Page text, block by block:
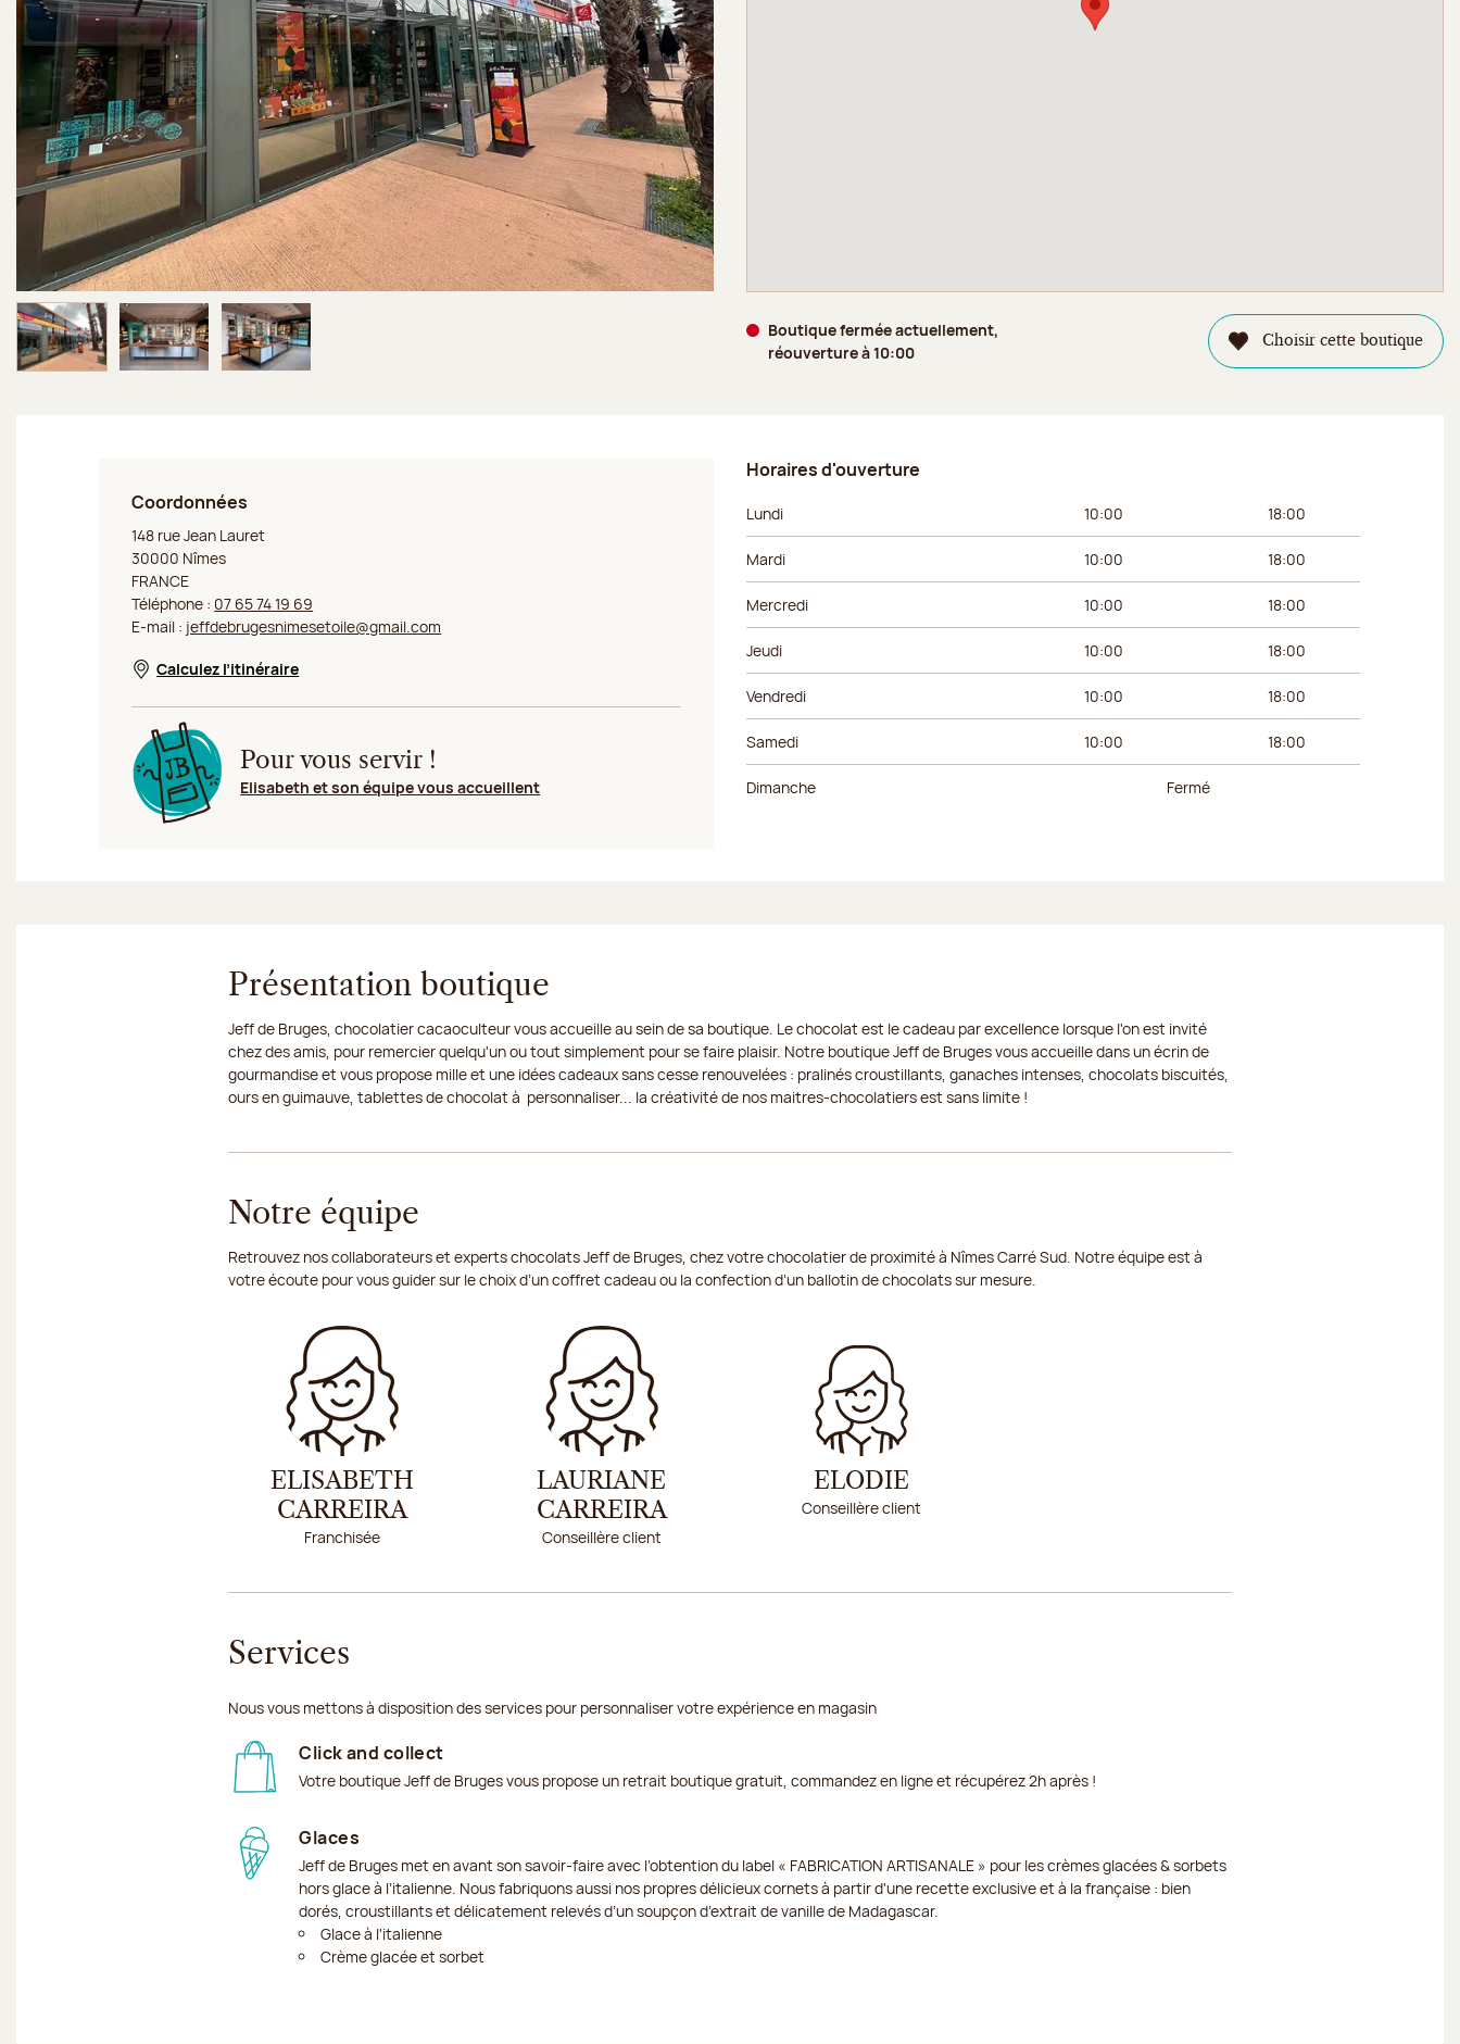
Image 1 sur 3
Boutique fermée actuellement,
réouverture à 10:00
Choisir cette boutique
Coordonnées
Jeff de Bruges Nîmes Carré Sud
148 rue Jean Lauret
30000 Nîmes
FRANCE
Téléphone : 07 65 74 19 69
E-mail : jeffdebrugesnimesetoile@gmail.com
Nouvelle fenêtre
Calculez l’itinéraire
Pour vous servir !
Elisabeth et son équipe vous accueillent
Horaires d'ouverture
Jour de la semaine Horaires de l’après-midi
Lundi 10:00 18:00
Mardi 10:00 18:00
Mercredi 10:00 18:00
Jeudi 10:00 18:00
Vendredi 10:00 18:00
Samedi 10:00 18:00
Dimanche Fermé
Présentation boutique
Jeff de Bruges, chocolatier cacaoculteur vous accueille au sein de sa boutique. Le chocolat est le cadeau par excellence lorsque l'on est invité
chez des amis, pour remercier quelqu'un ou tout simplement pour se faire plaisir. Notre boutique Jeff de Bruges vous accueille dans un écrin de
gourmandise et vous propose mille et une idées cadeaux sans cesse renouvelées : pralinés croustillants, ganaches intenses, chocolats biscuités,
ours en guimauve, tablettes de chocolat à personnaliser... la créativité de nos maitres-chocolatiers est sans limite !
Notre équipe
Retrouvez nos collaborateurs et experts chocolats Jeff de Bruges, chez votre chocolatier de proximité à Nîmes Carré Sud. Notre équipe est à
votre écoute pour vous guider sur le choix d’un coffret cadeau ou la confection d’un ballotin de chocolats sur mesure.
ELISABETH
CARREIRA
Franchisée
LAURIANE
CARREIRA
Conseillère client
ELODIE
Conseillère client
Services
Nous vous mettons à disposition des services pour personnaliser votre expérience en magasin
Click and collect
Votre boutique Jeff de Bruges vous propose un retrait boutique gratuit, commandez en ligne et récupérez 2h après !
Glaces
Jeff de Bruges met en avant son savoir-faire avec l’obtention du label « FABRICATION ARTISANALE » pour les crèmes glacées & sorbets
hors glace à l’italienne. Nous fabriquons aussi nos propres délicieux cornets à partir d'une recette exclusive et à la française : bien
dorés, croustillants et délicatement relevés d’un soupçon d’extrait de vanille de Madagascar.
Glace à l'italienne
Crème glacée et sorbet